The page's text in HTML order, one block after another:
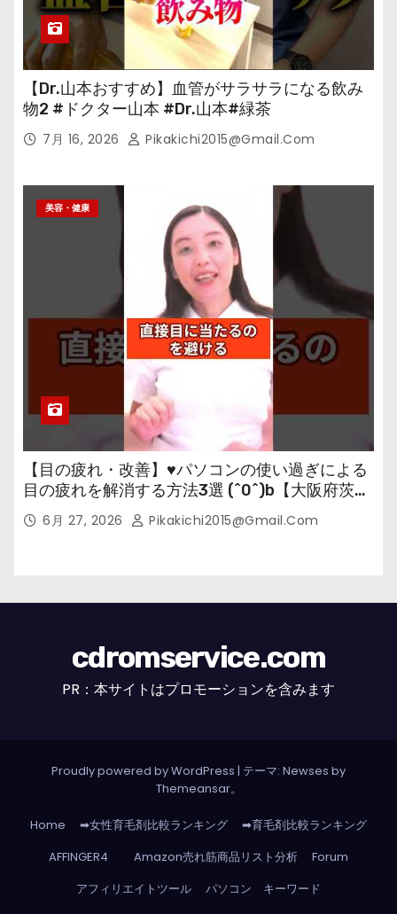
【Dr.山本おすすめ】血管がサラサラになる飲み
物2 #ドクター山本 #Dr.山本#緑茶
7月 16, 2026 Pikakichi2015@gmail.com
美容・健康
【目の疲れ・改善】♥パソコンの使い過ぎによる
目の疲れを解消する方法3選 (^0^)b【大阪府茨木
市の女性・美容鍼灸・整体師が教えます。】
6月 27, 2026 Pikakichi2015@gmail.com
cdromservice.com
PR：本サイトはプロモーションを含みます
Proudly powered by WordPress | テーマ: Newses by
Themeansar。
Home ➡女性育毛剤比較ランキング
➡育毛剤比較ランキング
AFFINGER4
Amazon売れ筋商品リスト分析
Forum
アフィリエイトツール
パソコン キーワード